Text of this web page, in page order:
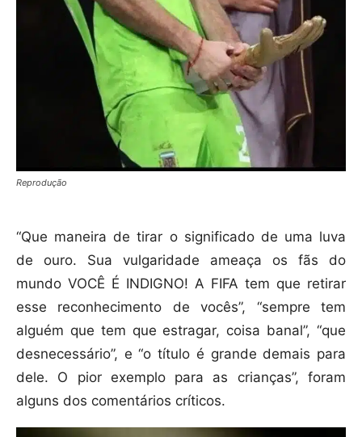
Reprodução
“Que maneira de tirar o significado de uma luva
de ouro. Sua vulgaridade ameaça os fãs do
mundo VOCÊ É INDIGNO! A FIFA tem que retirar
esse reconhecimento de vocês”, “sempre tem
alguém que tem que estragar, coisa banal”, “que
desnecessário”, e “o título é grande demais para
dele. O pior exemplo para as crianças”, foram
alguns dos comentários críticos.